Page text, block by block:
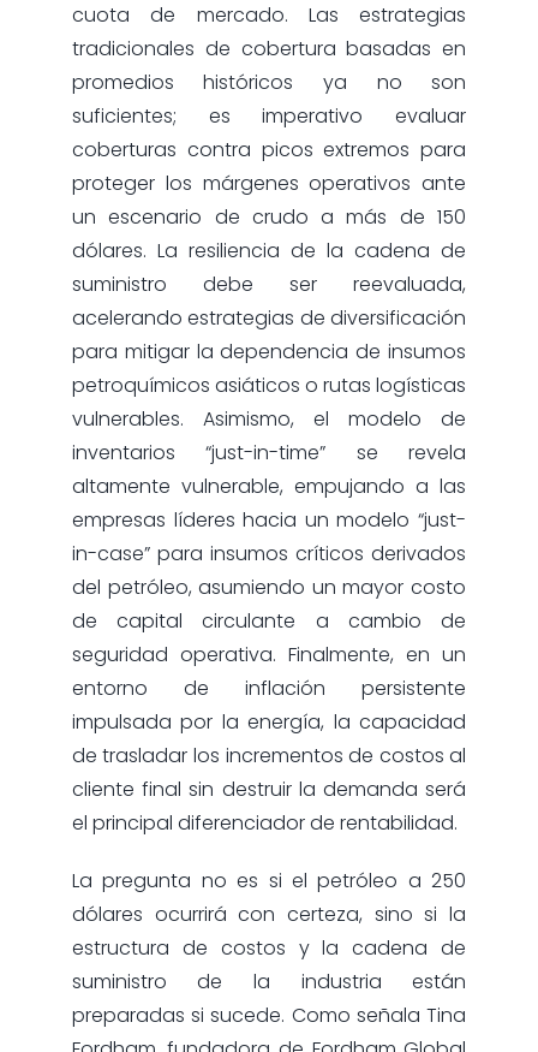
cuota de mercado. Las estrategias
tradicionales de cobertura basadas en
promedios históricos ya no son
suficientes; es imperativo evaluar
coberturas contra picos extremos para
proteger los márgenes operativos ante
un escenario de crudo a más de 150
dólares. La resiliencia de la cadena de
suministro debe ser reevaluada,
acelerando estrategias de diversificación
para mitigar la dependencia de insumos
petroquímicos asiáticos o rutas logísticas
vulnerables. Asimismo, el modelo de
inventarios “just-in-time” se revela
altamente vulnerable, empujando a las
empresas líderes hacia un modelo “just-
in-case” para insumos críticos derivados
del petróleo, asumiendo un mayor costo
de capital circulante a cambio de
seguridad operativa. Finalmente, en un
entorno de inflación persistente
impulsada por la energía, la capacidad
de trasladar los incrementos de costos al
cliente final sin destruir la demanda será
el principal diferenciador de rentabilidad.
La pregunta no es si el petróleo a 250
dólares ocurrirá con certeza, sino si la
estructura de costos y la cadena de
suministro de la industria están
preparadas si sucede. Como señala Tina